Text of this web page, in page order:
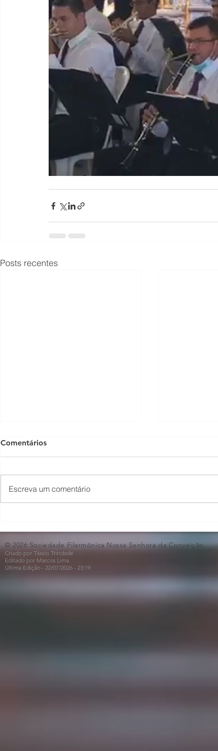
Posts recentes
🎵🎶
ao Dia dos
Comentários
Escreva um comentário
© 2026 Sociedade Filarmônica Nossa Senhora da Conceição.
Criado por Tássio Trindade
Editado por Marcos Lima
Última Edição - 22/07/2026 - 23:19